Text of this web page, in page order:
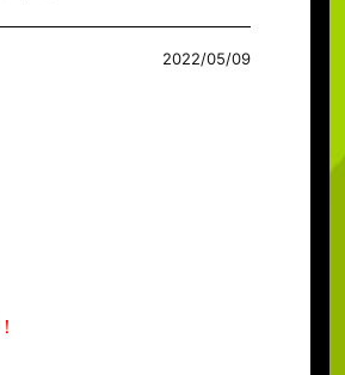
2022/05/09